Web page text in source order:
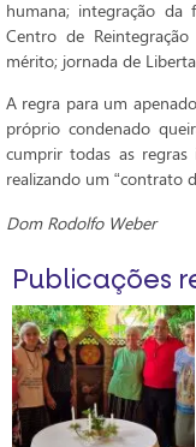
humana; integração da
Centro de
mérito; jornada de
A regra para um
próprio condenado
cumprir todas as
realizando um “contrato
Dom Rodolfo Weber
Publicações